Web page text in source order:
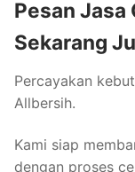
Pesan Jasa
Sekarang
Percayakan
Allbersih.
Kami siap
dengan proses